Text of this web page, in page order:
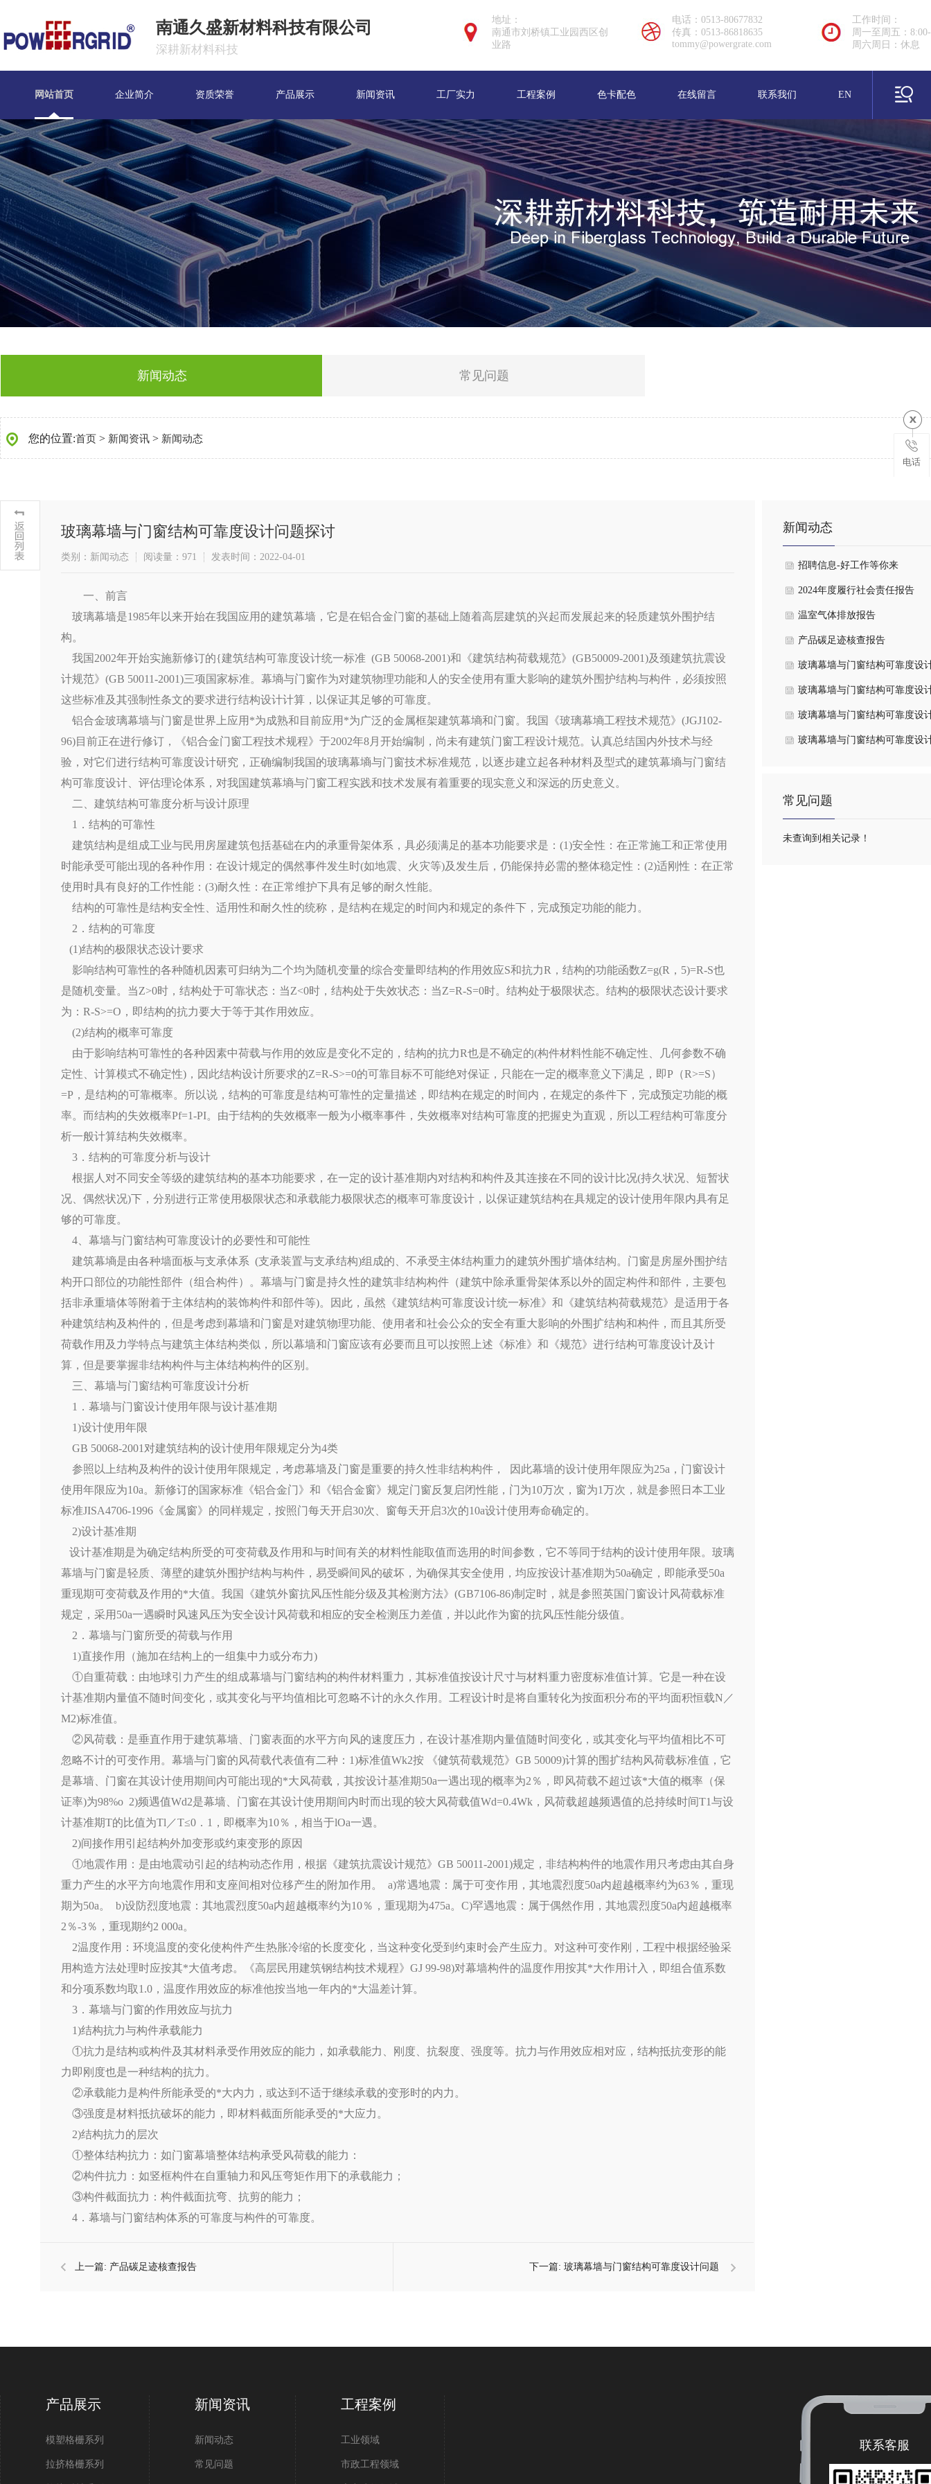
南通久盛新材料科技有限公司
深耕新材料科技
地址：
南通市刘桥镇工业园西区创
业路
电话：0513-80677832
传真：0513-86818635
tommy@powergrate.com
工作时间：
周一至周五：
周六周日：休息
网站首页 企业简介 资质荣誉 产品展示 新闻资讯 工厂实力 工程案例 色卡配色 在线留言 联系我们 EN
新闻动态 常见问题
您的位置:首页 > 新闻资讯 > 新闻动态
玻璃幕墙与门窗结构可靠度设计问题探讨
类别：新闻动态 阅读量：971 发表时间：2022-04-01
一、前言
玻璃幕墙是1985年以来开始在我国应用的建筑幕墙，它是在铝合金门窗的基础上随着高层建筑的兴起而发展起来的轻质建筑外围护结
构。
我国2002年开始实施新修订的{建筑结构可靠度设计统一标准 (GB 50068-2001)和《建筑结构荷载规范》(GB50009-2001)及颈建筑抗震设
计规范》(GB 50011-2001)三项国家标准。幕墒与门窗作为对建筑物理功能和人的安全使用有重大影响的建筑外围护结构与构件，必须按照
这些标准及其强制性条文的要求进行结构设计计算，以保证其足够的可靠度。
铝合金玻璃幕墙与门窗是世界上应用*为成熟和目前应用*为广泛的金属框架建筑幕墒和门窗。我国《玻璃幕墒工程技术规范》(JGJ102-
96)目前正在进行修订，《铝合金门窗工程技术规程》于2002年8月开始编制，尚未有建筑门窗工程设计规范。认真总结国内外技术与经
验，对它们进行结构可靠度设计研究，正确编制我国的玻璃幕墒与门窗技术标准规范，以逐步建立起各种材料及型式的建筑幕墒与门窗结
构可靠度设计、评估理论体系，对我国建筑幕墒与门窗工程实践和技术发展有着重要的现实意义和深远的历史意义。
二、建筑结构可靠度分析与设计原理
1．结构的可靠性
建筑结构是组成工业与民用房屋建筑包括基础在内的承重骨架体系，具必须满足的基本功能要求是：(1)安全性：在正常施工和正常使用
时能承受可能出现的各种作用：在设计规定的偶然事件发生时(如地震、火灾等)及发生后，仍能保持必需的整体稳定性：(2)适刚性：在正常
使用时具有良好的工作性能：(3)耐久性：在正常维护下具有足够的耐久性能。
结构的可靠性是结构安全性、适用性和耐久性的统称，是结构在规定的时间内和规定的条件下，完成预定功能的能力。
2．结构的可靠度
(1)结构的极限状态设计要求
影响结构可靠性的各种随机因素可归纳为二个均为随机变量的综合变量即结构的作用效应S和抗力R，结构的功能函数Z=g(R，5)=R-S也
是随机变量。当Z>0时，结构处于可靠状态：当Z<0时，结构处于失效状态：当Z=R-S=0时。结构处于极限状态。结构的极限状态设计要求
为：R-S>=O，即结构的抗力要大于等于其作用效应。
(2)结构的概率可靠度
由于影响结构可靠性的各种因素中荷载与作用的效应是变化不定的，结构的抗力R也是不确定的(构件材料性能不确定性、几何参数不确
定性、计算模式不确定性)，因此结构设计所要求的Z=R-S>=0的可靠目标不可能绝对保证，只能在一定的概率意义下满足，即P（R>=S）
=P，是结构的可靠概率。所以说，结构的可靠度是结构可靠性的定量描述，即结构在规定的时间内，在规定的条件下，完成预定功能的概
率。而结构的失效概率Pf=1-PI。由于结构的失效概率一般为小概率事件，失效概率对结构可靠度的把握史为直观，所以工程结构可靠度分
析一般计算结构失效概率。
3．结构的可靠度分析与设计
根据人对不同安全等级的建筑结构的基本功能要求，在一定的设计基准期内对结构和构件及其连接在不同的设计比况(持久状况、短暂状
况、偶然状况)下，分别进行正常使用极限状态和承载能力极限状态的概率可靠度设计，以保证建筑结构在具规定的设计使用年限内具有足
够的可靠度。
4、幕墙与门窗结构可靠度设计的必要性和可能性
建筑幕墒是由各种墙面板与支承体系 (支承装置与支承结构)组成的、不承受主体结构重力的建筑外围扩墙体结构。门窗是房屋外围护结
构开口部位的功能性部件（组合构件）。幕墙与门窗是持久性的建筑非结构构件（建筑中除承重骨架体系以外的固定构件和部件，主要包
括非承重墙体等附着于主体结构的装饰构件和部件等)。因此，虽然《建筑结构可靠度设计统一标准》和《建筑结构荷载规范》是适用于各
种建筑结构及构件的，但是考虑到幕墙和门窗是对建筑物理功能、使用者和社会公众的安全有重大影响的外围扩结构和构件，而且其所受
荷载作用及力学特点与建筑主体结构类似，所以幕墙和门窗应该有必要而且可以按照上述《标准》和《规范》进行结构可靠度设计及计
算，但是要掌握非结构构件与主体结构构件的区别。
三、幕墙与门窗结构可靠度设计分析
1．幕墙与门窗设计使用年限与设计基准期
1)设计使用年限
GB 50068-2001对建筑结构的设计使用年限规定分为4类
参照以上结构及构件的设计使用年限规定，考虑幕墙及门窗是重要的持久性非结构构件， 因此幕墙的设计使用年限应为25a，门窗设计
使用年限应为10a。新修订的国家标准《铝合金门》和《铝合金窗》规定门窗反复启闭性能，门为10万次，窗为1万次，就是参照日本工业
标准JISA4706-1996《金属窗》的同样规定，按照门每天开启30次、窗每天开启3次的10a设计使用寿命确定的。
2)设计基准期
设计基准期是为确定结构所受的可变荷载及作用和与时间有关的材料性能取值而选用的时间参数，它不等同于结构的设计使用年限。玻璃
幕墙与门窗是轻质、薄壁的建筑外围护结构与构件，易受瞬间风的破坏，为确保其安全使用，均应按设计基准期为50a确定，即能承受50a
重现期可变荷载及作用的*大值。我国《建筑外窗抗风压性能分级及其检测方法》(GB7106-86)制定时，就是参照英国门窗设计风荷载标准
规定，采用50a一遇瞬时风速风压为安全设计风荷载和相应的安全检测压力差值，并以此作为窗的抗风压性能分级值。
2．幕墙与门窗所受的荷载与作用
1)直接作用（施加在结构上的一组集中力或分布力)
①自重荷载：由地球引力产生的组成幕墙与门窗结构的构件材料重力，其标准值按设计尺寸与材料重力密度标准值计算。它是一种在设
计基准期内量值不随时间变化，或其变化与平均值相比可忽略不计的永久作用。工程设计时是将自重转化为按面积分布的平均面积恒载N／
M2)标准值。
②风荷载：是垂直作用于建筑幕墙、门窗表面的水平方向风的速度压力，在设计基准期内量值随时间变化，或其变化与平均值相比不可
忽略不计的可变作用。幕墙与门窗的风荷载代表值有二种：1)标准值Wk2按 《健筑荷载规范》GB 50009)计算的围扩结构风荷载标准值，它
是幕墙、门窗在其设计使用期间内可能出现的*大风荷载，其按设计基准期50a一遇出现的概率为2％，即风荷载不超过该*大值的概率（保
证率)为98%o 2)频遇值Wd2是幕墙、门窗在其设计使用期间内时而出现的较大风荷载值Wd=0.4Wk，风荷载超越频遇值的总持续时间T1与设
计基准期T的比值为Tl／T≤0．1，即概率为10％，相当于lOa一遇。
2)间接作用引起结构外加变形或约束变形的原因
①地震作用：是由地震动引起的结构动态作用，根据《建筑抗震设计规范》GB 50011-2001)规定，非结构构件的地震作用只考虑由其自身
重力产生的水平方向地震作用和支座间相对位移产生的附加作用。 a)常遇地震：属于可变作用，其地震烈度50a内超越概率约为63％，重现
期为50a。 b)设防烈度地震：其地震烈度50a内超越概率约为10％，重现期为475a。C)罕遇地震：属于偶然作用，其地震烈度50a内超越概率
2％-3％，重现期约2 000a。
2温度作用：环境温度的变化使构件产生热胀冷缩的长度变化，当这种变化受到约束时会产生应力。对这种可变作刚，工程中根据经验采
用构造方法处理时应按其*大值考虑。《高层民用建筑钢结构技术规程》GJ 99-98)对幕墙构件的温度作用按其*大作用计入，即组合值系数
和分项系数均取1.0，温度作用效应的标准他按当地一年内的*大温差计算。
3．幕墙与门窗的作用效应与抗力
1)结构抗力与构件承载能力
①抗力是结构或构件及其材料承受作用效应的能力，如承载能力、刚度、抗裂度、强度等。抗力与作用效应相对应，结构抵抗变形的能
力即刚度也是一种结构的抗力。
②承载能力是构件所能承受的*大内力，或达到不适于继续承载的变形时的内力。
③强度是材料抵抗破坏的能力，即材料截面所能承受的*大应力。
2)结构抗力的层次
①整体结构抗力：如门窗幕墙整体结构承受风荷载的能力：
②构件抗力：如竖框构件在自重轴力和风压弯矩作用下的承载能力；
③构件截面抗力：构件截面抗弯、抗剪的能力；
4．幕墙与门窗结构体系的可靠度与构件的可靠度。
上一篇: 产品碳足迹核查报告 下一篇: 玻璃幕墙与门窗结构可靠度设计问题
新闻动态
招聘信息-好工作等你来
2024年度履行社会责任报告
温室气体排放报告
产品碳足迹核查报告
玻璃幕墙与门窗结构可靠度设
问题探讨
玻璃幕墙与门窗结构可靠度设
问题探讨
玻璃幕墙与门窗结构可靠度设
问题探讨
玻璃幕墙与门窗结构可靠度设
常见问题
未查询到相关记录！
产品展示
模塑格栅系列
拉挤格栅系列
新闻资讯
新闻动态
常见问题
工程案例
工业领域
市政工程领域
联系客服
电话